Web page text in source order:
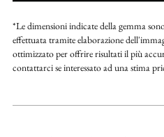
*Le dimensioni indicate della gemma
effettuata tramite elaborazione
ottimizzato per offrire risultati il più
contattarci se interessato ad una stima